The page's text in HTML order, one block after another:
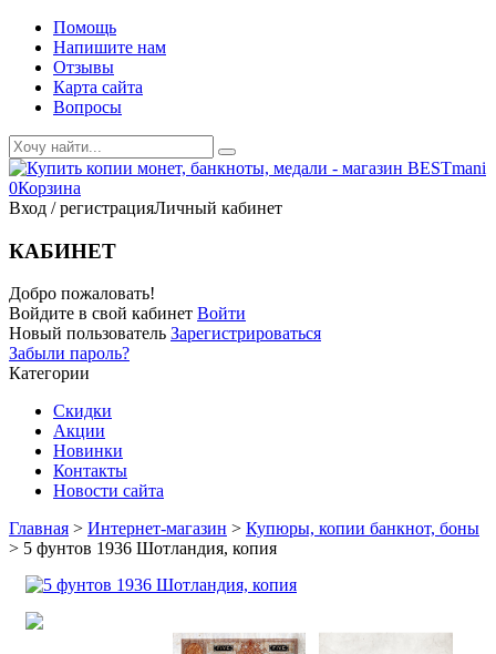
Помощь
Напишите нам
Отзывы
Карта сайта
Вопросы
0Корзина
Вход / регистрацияЛичный кабинет
КАБИНЕТ
Добро пожаловать!
Войдите в свой кабинет Войти
Новый пользователь Зарегистрироваться
Забыли пароль?
Категории
Скидки
Акции
Новинки
Контакты
Новости сайта
Главная > Интернет-магазин > Купюры, копии банкнот, боны
> 5 фунтов 1936 Шотландия, копия